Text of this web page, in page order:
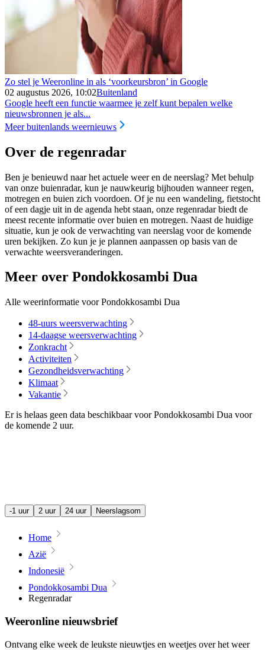
Zo stel je Weeronline in als ‘voorkeursbron’ in Google
02 augustus 2026, 10:02Buitenland
Google heeft een functie waarmee je zelf kunt bepalen welke
nieuwsbronnen je als...
Meer buitenlands weernieuws
Over de regenradar
Ben je benieuwd naar het actuele weer en de neerslag? Met behulp
van onze buienradar, kun je nauwkeurig bijhouden wanneer regen,
motregen en buien zich voordoen. Of je nu een wandeling, fietstocht
of een dagje uit in de agenda hebt staan, onze regenradar biedt de
meest recente informatie over buien en motregen. Naast de huidige
situatie, kun je ook de verwachting van neerslag voor de komende
uren bekijken. Zo kun je je plannen aanpassen op basis van de
verwachte weersveranderingen.
Meer over Pondokkosambi Dua
Alle weerinformatie voor Pondokkosambi Dua
48-uurs weersverwachting
14-daagse weersverwachting
Zonkracht
Activiteiten
Gezondheidsverwachting
Klimaat
Vakantie
Er is helaas geen data beschikbaar voor Pondokkosambi Dua voor
de komende 2 uur.
-1 uur 2 uur 24 uur Neerslagsom
Home
Azië
Indonesië
Pondokkosambi Dua
Regenradar
Weeronline nieuwsbrief
Ontvang elke week de leukste nieuwtjes en weetjes over het weer